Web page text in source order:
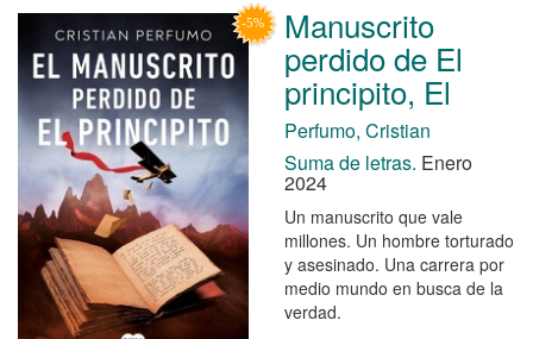
Manuscrito
perdido de El
principito, El
Perfumo, Cristian
Suma de letras. Enero
2024
Un manuscrito que vale
millones. Un hombre torturado
y asesinado. Una carrera por
medio mundo en busca de la
verdad.